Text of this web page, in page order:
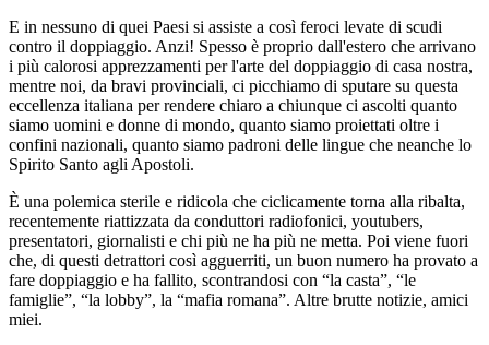
E in nessuno di quei Paesi si assiste a così feroci levate di scudi
contro il doppiaggio. Anzi! Spesso è proprio dall'estero che arrivano
i più calorosi apprezzamenti per l'arte del doppiaggio di casa nostra,
mentre noi, da bravi provinciali, ci picchiamo di sputare su questa
eccellenza italiana per rendere chiaro a chiunque ci ascolti quanto
siamo uomini e donne di mondo, quanto siamo proiettati oltre i
confini nazionali, quanto siamo padroni delle lingue che neanche lo
Spirito Santo agli Apostoli.
È una polemica sterile e ridicola che ciclicamente torna alla ribalta,
recentemente riattizzata da conduttori radiofonici, youtubers,
presentatori, giornalisti e chi più ne ha più ne metta. Poi viene fuori
che, di questi detrattori così agguerriti, un buon numero ha provato a
fare doppiaggio e ha fallito, scontrandosi con “la casta”, “le
famiglie”, “la lobby”, la “mafia romana”. Altre brutte notizie, amici
miei.